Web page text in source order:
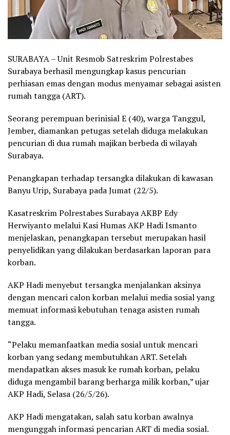
SURABAYA – Unit Resmob Satreskrim Polrestabes
Surabaya berhasil mengungkap kasus pencurian
perhiasan emas dengan modus menyamar sebagai asisten
rumah tangga (ART).
Seorang perempuan berinisial E (40), warga Tanggul,
Jember, diamankan petugas setelah diduga melakukan
pencurian di dua rumah majikan berbeda di wilayah
Surabaya.
Penangkapan terhadap tersangka dilakukan di kawasan
Banyu Urip, Surabaya pada Jumat (22/5).
Kasatreskrim Polrestabes Surabaya AKBP Edy
Herwiyanto melalui Kasi Humas AKP Hadi Ismanto
menjelaskan, penangkapan tersebut merupakan hasil
penyelidikan yang dilakukan berdasarkan laporan para
korban.
AKP Hadi menyebut tersangka menjalankan aksinya
dengan mencari calon korban melalui media sosial yang
memuat informasi kebutuhan tenaga asisten rumah
tangga.
“Pelaku memanfaatkan media sosial untuk mencari
korban yang sedang membutuhkan ART. Setelah
mendapatkan akses masuk ke rumah korban, pelaku
diduga mengambil barang berharga milik korban,” ujar
AKP Hadi, Selasa (26/5/26).
AKP Hadi mengatakan, salah satu korban awalnya
mengunggah informasi pencarian ART di media sosial.